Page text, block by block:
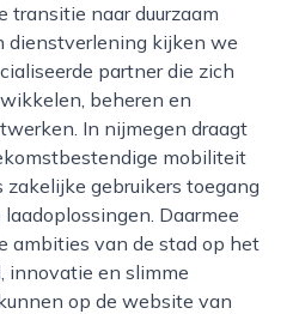
transitie naar duurzaam
dienstverlening kijken we
partner die zich
beheren en
In nijmegen draagt
mobiliteit
gebruikers toegang
Daarmee
ambities van de stad op het
innovatie en slimme
op de website van